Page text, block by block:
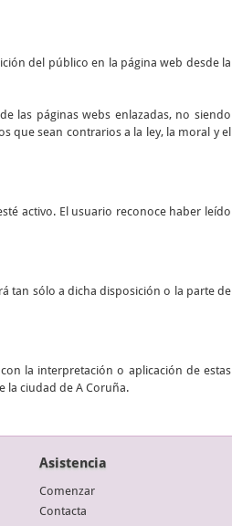
del público en la página web desde la
las páginas webs enlazadas, no siendo
que sean contrarios a la ley, la moral y el
activo. El usuario reconoce haber leído
tan sólo a dicha disposición o la parte de
la interpretación o aplicación de estas
la ciudad de A Coruña.
Asistencia
Comenzar
Contacta